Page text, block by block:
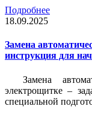
Подробнее
18.09.2025
Замена
инструкция для
Замена
электрощитке –
специальной